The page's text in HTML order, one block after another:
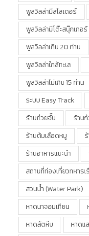
พูลวิลล่ามีสไลเดอร์
พูลวิลล่ามีโต๊ะสนุ๊กเกอร์
พูลวิลล่าเกิน 20 ท่าน
พูลวิลล่าใกล้ทะเล
พูลวิลล่าไม่เกิน 15 ท่าน
ระบบ Easy Track
ร้านก๋วยจั๊บ
ร้าน
ร้านต้มเลือดหมู
ร้านอาหารแนะนำ
สถานที่ท่องเที่ยวทหารเ
สวนน้ำ (water Park)
หาดนาจอมเทียน
หาดสัตหีบ
หาดแ